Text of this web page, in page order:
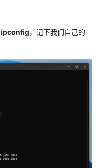
ipconfig，记下我们自己的